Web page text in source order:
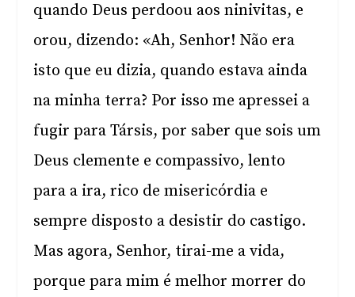
quando Deus perdoou aos ninivitas, e
orou, dizendo: «Ah, Senhor! Não era
isto que eu dizia, quando estava ainda
na minha terra? Por isso me apressei a
fugir para Társis, por saber que sois um
Deus clemente e compassivo, lento
para a ira, rico de misericórdia e
sempre disposto a desistir do castigo.
Mas agora, Senhor, tirai-me a vida,
porque para mim é melhor morrer do